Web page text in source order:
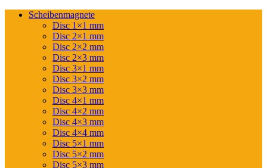
Scheibenmagnete
Disc 1×1 mm
Disc 2×1 mm
Disc 2×2 mm
Disc 2×3 mm
Disc 3×1 mm
Disc 3×2 mm
Disc 3×3 mm
Disc 4×1 mm
Disc 4×2 mm
Disc 4×3 mm
Disc 4×4 mm
Disc 5×1 mm
Disc 5×2 mm
Disc 5×3 mm